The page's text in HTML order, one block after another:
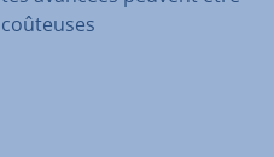
coûteuses